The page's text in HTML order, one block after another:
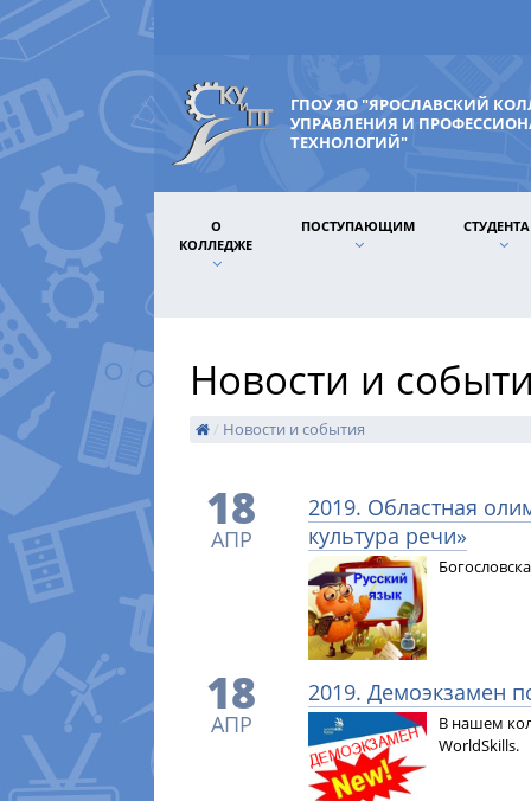
ГПОУ ЯО "ЯРОСЛАВСКИЙ
УПРАВЛЕНИЯ И
ТЕХНОЛОГИЙ"
О
КОЛЛЕДЖЕ
ПОСТУПАЮЩИМ
Новости и
/ Новости и события
18
АПР
2019. Областная
культура речи»
18
АПР
2019. Демоэкзамен
В нашем
WorldSkills.